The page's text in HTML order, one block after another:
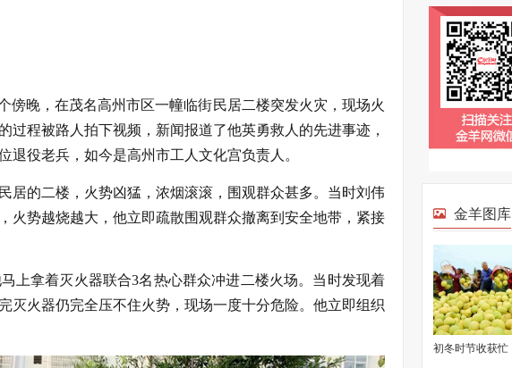
晚，在茂名高州市区一幢临街民居二楼突发火灾，现场火
程被路人拍下视频，新闻报道了他英勇救人的先进事迹，
役老兵，如今是高州市工人文化宫负责人。
居的二楼，火势凶猛，浓烟滚滚，围观群众甚多。当时刘伟
火势越烧越大，他立即疏散围观群众撤离到安全地带，紧接
上拿着灭火器联合3名热心群众冲进二楼火场。当时发现着
灭火器仍完全压不住火势，现场一度十分危险。他立即组织
金羊图库
初冬时节收获忙